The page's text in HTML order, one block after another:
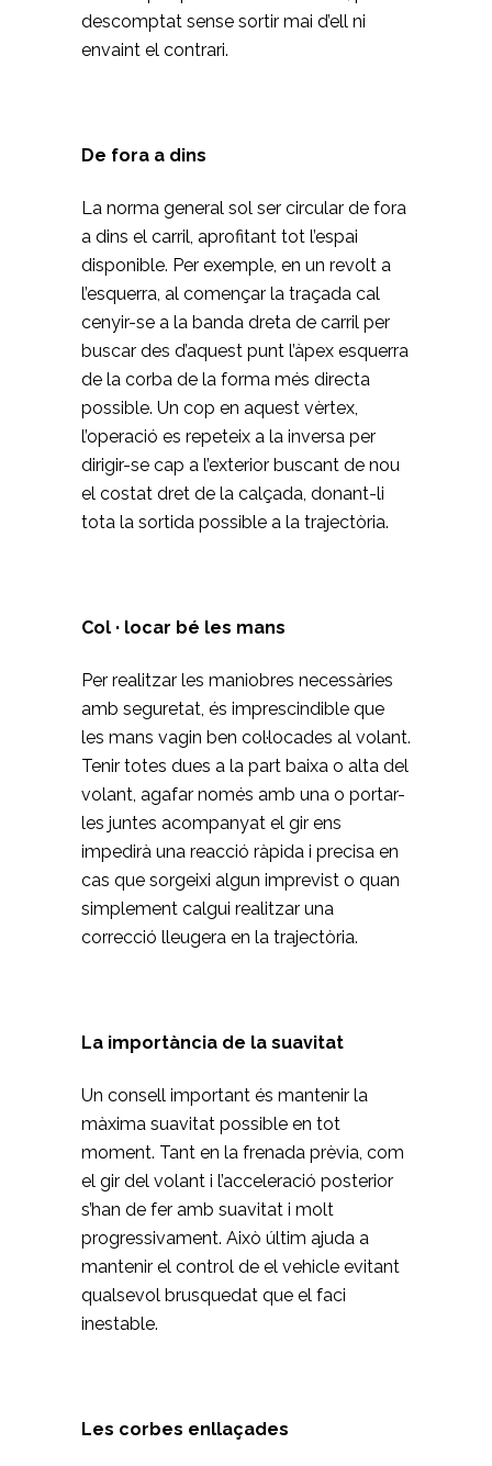
descomptat sense sortir mai d’ell ni
envaint el contrari.
De fora a dins
La norma general sol ser circular de fora
a dins el carril, aprofitant tot l’espai
disponible. Per exemple, en un revolt a
l’esquerra, al començar la traçada cal
cenyir-se a la banda dreta de carril per
buscar des d’aquest punt l’àpex esquerra
de la corba de la forma més directa
possible. Un cop en aquest vèrtex,
l’operació es repeteix a la inversa per
dirigir-se cap a l’exterior buscant de nou
el costat dret de la calçada, donant-li
tota la sortida possible a la trajectòria.
Col · locar bé les mans
Per realitzar les maniobres necessàries
amb seguretat, és imprescindible que
les mans vagin ben col·locades al volant.
Tenir totes dues a la part baixa o alta del
volant, agafar només amb una o portar-
les juntes acompanyat el gir ens
impedirà una reacció ràpida i precisa en
cas que sorgeixi algun imprevist o quan
simplement calgui realitzar una
correcció lleugera en la trajectòria.
La importància de la suavitat
Un consell important és mantenir la
màxima suavitat possible en tot
moment. Tant en la frenada prèvia, com
el gir del volant i l’acceleració posterior
s’han de fer amb suavitat i molt
progressivament. Això últim ajuda a
mantenir el control de el vehicle evitant
qualsevol brusquedat que el faci
inestable.
Les corbes enllaçades